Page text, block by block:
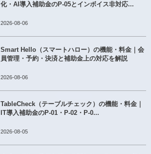
化・AI導入補助金のP-05とインボイス非対応...
2026-08-06
Smart Hello（スマートハロー）の機能・料金｜会
員管理・予約・決済と補助金上の対応を解説
2026-08-06
TableCheck（テーブルチェック）の機能・料金｜
IT導入補助金のP-01・P-02・P-0...
2026-08-05